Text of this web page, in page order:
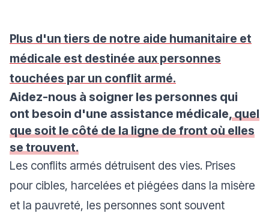
Plus d'un tiers de notre aide humanitaire et
médicale est destinée aux personnes
touchées par un conflit armé.
Aidez-nous à soigner les personnes qui
ont besoin d'une assistance médicale,quel
que soit le côté de la ligne de front où elles
se trouvent.
Les conflits armés détruisent des vies. Prises
pour cibles, harcelées et piégées dans la misère
et la pauvreté, les personnes sont souvent